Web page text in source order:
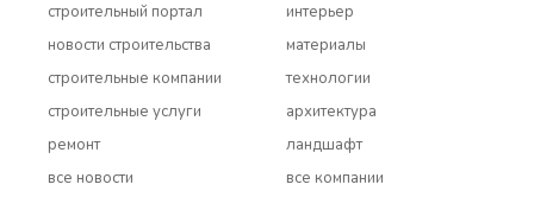
строительный портал
новости строительства
строительные компании
строительные услуги
ремонт
все новости
интерьер
материалы
технологии
архитектура
ландшафт
все компании